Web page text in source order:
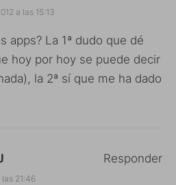
a las 15:13
apps? La 1ª dudo que dé
hoy por hoy se puede decir
la 2ª sí que me ha dado
las 21:46
Responder